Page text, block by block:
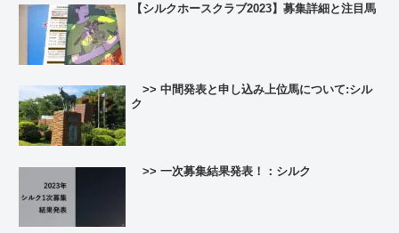
【シルクホースクラブ2023】募集詳細と注目馬
>> 中間発表と申し込み上位馬について:シル
ク
>> 一次募集結果発表！：シルク